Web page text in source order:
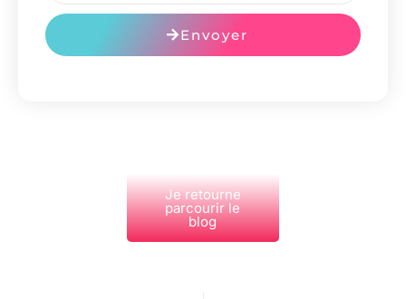
Envoyer
Je retourne
parcourir le
blog